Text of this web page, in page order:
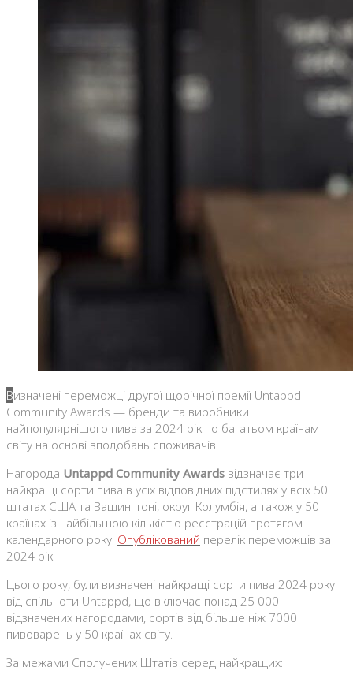
Визначені переможці другої щорічної премії Untappd
Community Awards — бренди та виробники
найпопулярнішого пива за 2024 рік по багатьом країнам
світу на основі вподобань споживачів.
Нагорода Untappd Community Awards відзначає три
найкращі сорти пива в усіх відповідних підстилях у всіх 50
штатах США та Вашингтоні, округ Колумбія, а також у 50
країнах із найбільшою кількістю реєстрацій протягом
календарного року. Опублікований перелік переможців за
2024 рік.
Цього року, були визначені найкращі сорти пива 2024 року
від спільноти Untappd, що включає понад 25 000
відзначених нагородами, сортів від більше ніж 7000
пивоварень у 50 країнах світу.
За межами Сполучених Штатів серед найкращих: